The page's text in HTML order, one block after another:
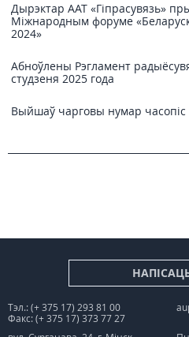
Дырэктар ААТ «Гіпрасувязь»
Міжнародным форуме
2024»
Абноўлены Рэгламент
студзеня 2025 года
Выйшаў чарговы нумар часопіс
Тэл.: (+ 375 17) 293 81 00
Факс: (+ 375 17) 373 77 27